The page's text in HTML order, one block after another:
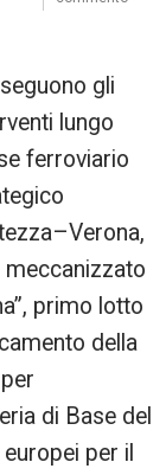
gli
lungo
ferroviario
meccanizzato
primo lotto
della
di Base del
per il